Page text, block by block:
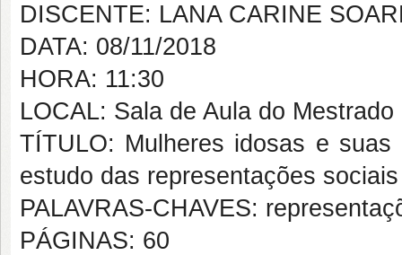
DISCENTE: LANA CARINE
DATA: 08/11/2018
HORA: 11:30
LOCAL: Sala de Aula do Mestrado
TÍTULO: Mulheres idosas e
estudo das representações sociais
PALAVRAS-CHAVES:
PÁGINAS: 60